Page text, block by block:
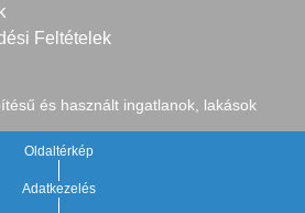
Feltételek
és használt ingatlanok, lakások
Oldaltérkép
Adatkezelés